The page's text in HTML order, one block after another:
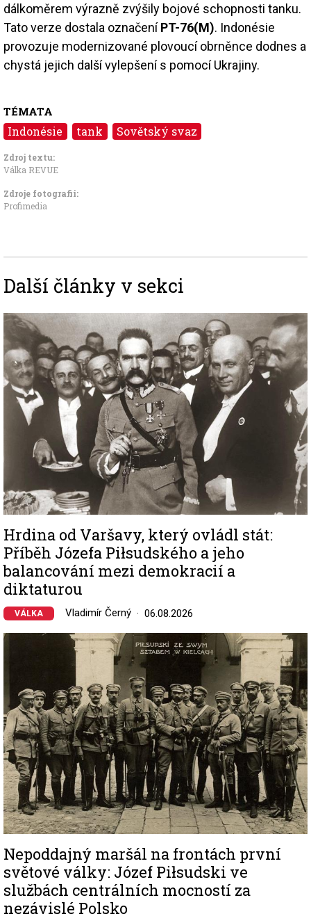
dálkoměrem výrazně zvýšily bojové schopnosti tanku.
Tato verze dostala označeníPT-76(M). Indonésie
provozuje modernizované plovoucí obrněnce dodnes a
chystá jejich další vylepšení s pomocí Ukrajiny.
TÉMATA
Indonésie tank Sovětský svaz
Zdroj textu:
Válka REVUE
Zdroje fotografii:
Profimedia
Další články v sekci
Image
Hrdina od Varšavy, který ovládl stát:
Příběh Józefa Piłsudského a jeho
balancování mezi demokracií a
diktaturou
VÁLKA Vladimír Černý 06.08.2026
Image
Nepoddajný maršál na frontách první
světové války: Józef Piłsudski ve
službách centrálních mocností za
nezávislé Polsko